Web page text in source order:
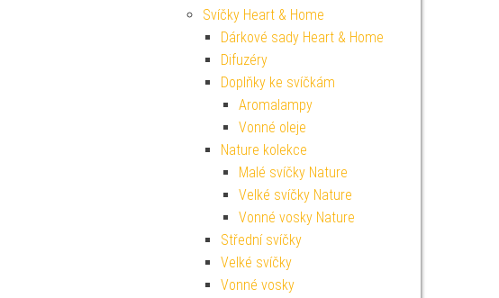
Svíčky Heart & Home
Dárkové sady Heart & Home
Difuzéry
Doplňky ke svíčkám
Aromalampy
Vonné oleje
Nature kolekce
Malé svíčky Nature
Velké svíčky Nature
Vonné vosky Nature
Střední svíčky
Velké svíčky
Vonné vosky